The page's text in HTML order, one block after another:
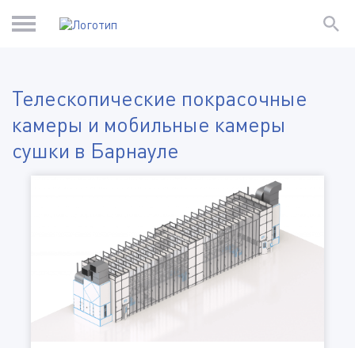
Телескопические покрасочные
камеры и мобильные камеры
сушки в Барнауле